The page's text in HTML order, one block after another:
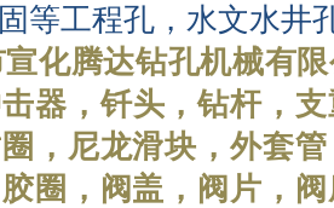
等工程孔，水文水井
化腾达钻孔机械有
器，钎头，钻杆，
，尼龙滑块，外套
圈，阀盖，阀片，